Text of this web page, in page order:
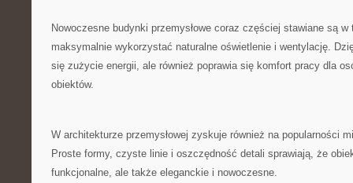
Nowoczesne budynki​ przemysłowe ⁢coraz⁢ częściej stawiane są⁤
maksymalnie wykorzystać naturalne‌ oświetlenie i wentylację.
się zużycie energii,⁣ ale również poprawia się komfort pracy dla
obiektów.
W architekturze przemysłowej zyskuje również‌ na popularności
Proste⁣ formy, czyste linie i ‍oszczędność⁤ detali⁢ sprawiają, że
funkcjonalne,​ ale także ​eleganckie i nowoczesne.